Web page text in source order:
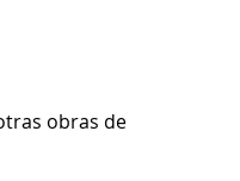
obras de